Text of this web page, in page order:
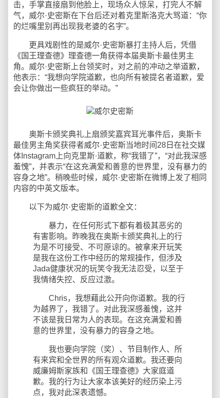
击，手掌直接扇到他脸上，现场众人惊呆，打完人不解
气，威尔·史密斯在下台后还对着克里斯洛克大骂道：“你
的烂嘴里别再出现我老婆的名字”。
更具戏剧性的是威尔·史密斯暴打主持人后，凭借
《国王理查德》理查德一角获得本届奥斯卡最佳男主
角。威尔·史密斯上台领奖时，对之前的冲动之举道歉，
他表示：“我想向学院道歉，也向所有被提名者道歉，爱
会让你做出一些疯狂的举动。”
奥斯卡颁奖典礼上扇颁奖嘉宾耳光事件后，奥斯卡
最佳男主角奖获得者威尔·史密斯当地时间28日在社交媒
体Instagram上向克里斯·道歉，称“我错了”，“对此我深感
羞愧”，并表示“在这充满爱和善意的世界里，没有暴力的
容身之地”。稍晚些时候，威尔·史密斯在微博上发了相同
内容的中英文版本。
以下为威尔·史密斯的道歉全文：
暴力，在任何形式下都有着极其恶劣的
有害影响。昨晚我在奥斯卡颁奖典礼上的行
为是不可接受、不可原谅的。被拿来开玩笑
是我在这份工作中经历的常规操作，但涉及
Jada健康状况的玩笑令我无法忍受，以至于
我情绪失控、反应过激。
Chris，我想藉此公开向你道歉。我的行
为越界了，我错了。对此我深感羞愧，这并
不该是我日常为人的表现。在这充满爱和善
意的世界里，没有暴力的容身之地。
我也要向学院（奖）、节目制作人、所
有来宾和全世界的所有观众道歉。我还要向
威廉姆斯家族和《国王理查德》大家庭道
歉。我的行为让大家本该美好的经历染上污
点，我对此深表遗憾。